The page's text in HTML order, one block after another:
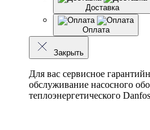
Доставка
Оплата
Закрыть
Для вас сервисное
обслуживание насосного
теплоэнергетического